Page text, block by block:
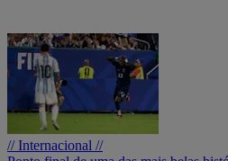
// Internacional //